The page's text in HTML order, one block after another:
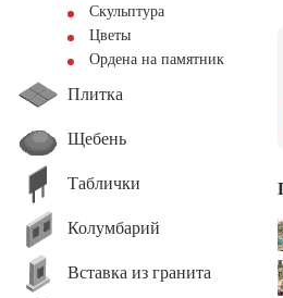
Скульптура
Цветы
Ордена на памятник
Плитка
Щебень
Таблички
Колумбарий
Вставка из гранита